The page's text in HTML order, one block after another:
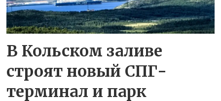
В Кольском заливе
строят новый СПГ-
терминал и парк